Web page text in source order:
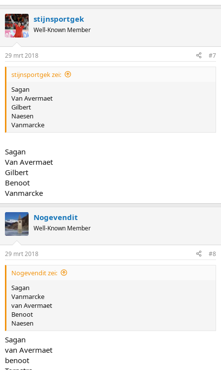
stijnsportgek
Well-Known Member
29 mrt 2018 #7
stijnsportgek zei:
Sagan
Van Avermaet
Gilbert
Naesen
Vanmarcke
Sagan
Van Avermaet
Gilbert
Benoot
Vanmarcke
Nogevendit
Well-Known Member
29 mrt 2018 #8
Nogevendit zei:
Sagan
Vanmarcke
van Avermaet
Benoot
Naesen
Sagan
van Avermaet
benoot